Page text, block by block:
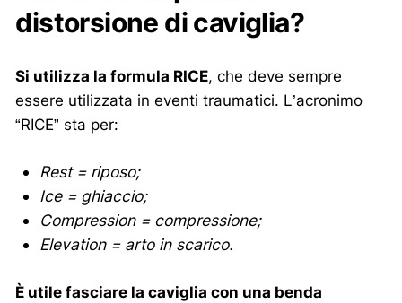
distorsione di caviglia?
Si utilizza la formula RICE, che deve sempre
essere utilizzata in eventi traumatici. L’acronimo
“RICE” sta per:
Rest = riposo;
Ice = ghiaccio;
Compression = compressione;
Elevation = arto in scarico.
È utile fasciare la caviglia con una benda